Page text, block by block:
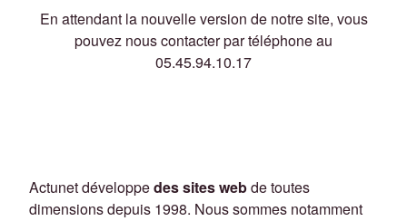
En attendant la nouvelle version de notre site, vous
pouvez nous contacter par téléphone au
05.45.94.10.17
Actunet développedes sites webde toutes
dimensions depuis 1998. Nous sommes notamment